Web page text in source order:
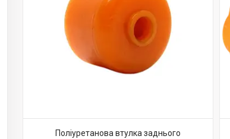
Поліуретанова втулка заднього